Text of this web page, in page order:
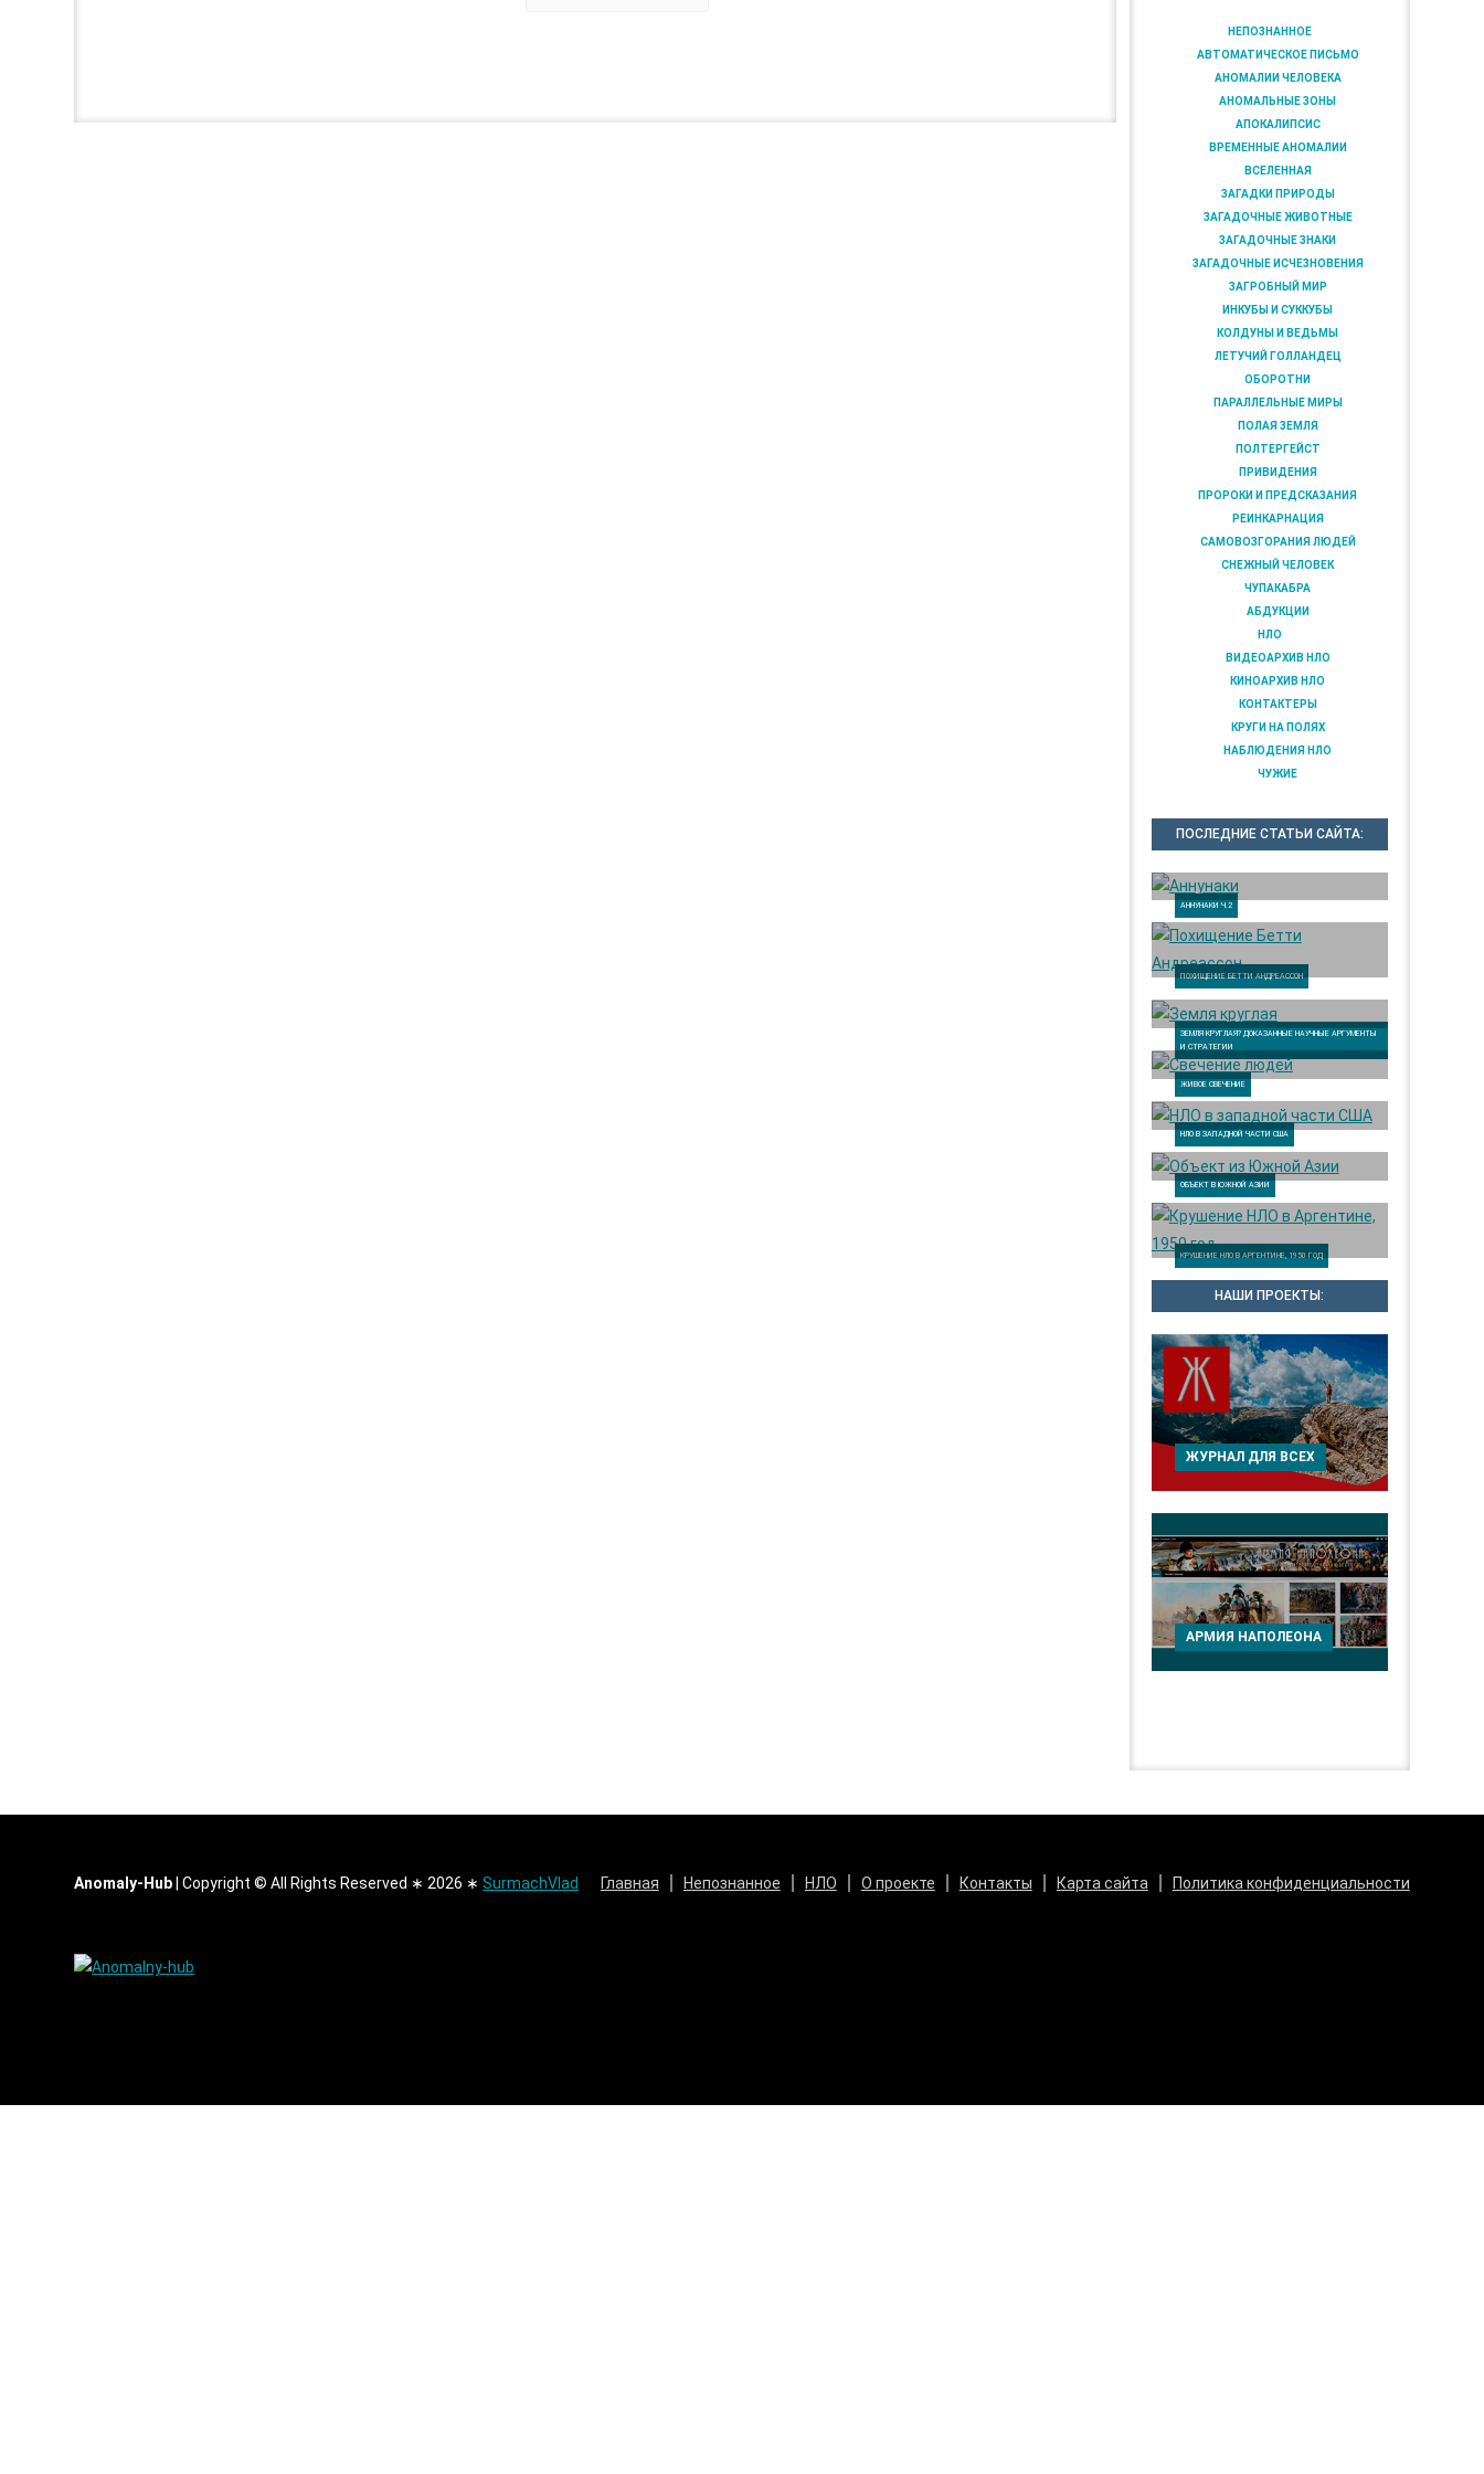
НЕПОЗНАННОЕ
АВТОМАТИЧЕСКОЕ ПИСЬМО
АНОМАЛИИ ЧЕЛОВЕКА
АНОМАЛЬНЫЕ ЗОНЫ
АПОКАЛИПСИС
ВРЕМЕННЫЕ АНОМАЛИИ
ВСЕЛЕННАЯ
ЗАГАДКИ ПРИРОДЫ
ЗАГАДОЧНЫЕ ЖИВОТНЫЕ
ЗАГАДОЧНЫЕ ЗНАКИ
ЗАГАДОЧНЫЕ ИСЧЕЗНОВЕНИЯ
ЗАГРОБНЫЙ МИР
ИНКУБЫ И СУККУБЫ
КОЛДУНЫ И ВЕДЬМЫ
ЛЕТУЧИЙ ГОЛЛАНДЕЦ
ОБОРОТНИ
ПАРАЛЛЕЛЬНЫЕ МИРЫ
ПОЛАЯ ЗЕМЛЯ
ПОЛТЕРГЕЙСТ
ПРИВИДЕНИЯ
ПРОРОКИ И ПРЕДСКАЗАНИЯ
РЕИНКАРНАЦИЯ
САМОВОЗГОРАНИЯ ЛЮДЕЙ
СНЕЖНЫЙ ЧЕЛОВЕК
ЧУПАКАБРА
АБДУКЦИИ
НЛО
ВИДЕОАРХИВ НЛО
КИНОАРХИВ НЛО
КОНТАКТЕРЫ
КРУГИ НА ПОЛЯХ
НАБЛЮДЕНИЯ НЛО
ЧУЖИЕ
ПОСЛЕДНИЕ СТАТЬИ САЙТА:
АННУНАКИ Ч.2
ПОХИЩЕНИЕ БЕТТИ АНДРЕАССОН
ЗЕМЛЯ КРУГЛАЯ? ДОКАЗАННЫЕ НАУЧНЫЕ АРГУМЕНТЫ
И СТРАТЕГИИ
ЖИВОЕ СВЕЧЕНИЕ
НЛО В ЗАПАДНОЙ ЧАСТИ США
ОБЪЕКТ В ЮЖНОЙ АЗИИ
КРУШЕНИЕ НЛО В АРГЕНТИНЕ, 1950 ГОД
НАШИ ПРОЕКТЫ:
ЖУРНАЛ ДЛЯ ВСЕХ
АРМИЯ НАПОЛЕОНА
Anomaly-Hub |Copyright © All Rights Reserved ∗ 2026 ∗ SurmachVlad Главная Непознанное НЛО О проекте Контакты Карта сайта Политика конфиденциальности